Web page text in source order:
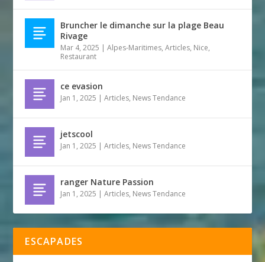
Bruncher le dimanche sur la plage Beau
Rivage
Mar 4, 2025 |Alpes-Maritimes,Articles, Nice,
Restaurant
ce evasion
Jan 1, 2025 |Articles, News Tendance
jetscool
Jan 1, 2025 |Articles, News Tendance
ranger Nature Passion
Jan 1, 2025 |Articles, News Tendance
ESCAPADES